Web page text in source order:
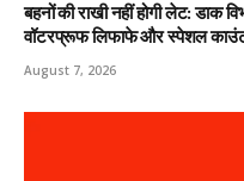
बहनों की राखी नहीं होगी लेट: डाक
वॉटरप्रूफ लिफाफे और स्पेशल
August 7, 2026